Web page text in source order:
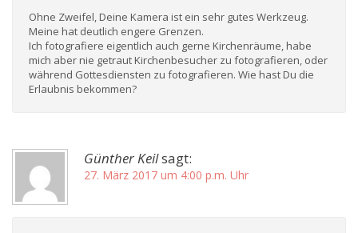
Ohne Zweifel, Deine Kamera ist ein sehr gutes Werkzeug.
Meine hat deutlich engere Grenzen.
Ich fotografiere eigentlich auch gerne Kirchenräume, habe
mich aber nie getraut Kirchenbesucher zu fotografieren, oder
während Gottesdiensten zu fotografieren. Wie hast Du die
Erlaubnis bekommen?
Günther Keilsagt:
27. März 2017 um 4:00 p.m. Uhr